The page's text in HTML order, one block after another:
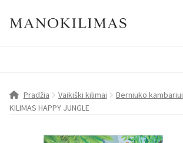
Pradžia Vaikiški kilimai Berniuko kambariui
KILIMAS HAPPY JUNGLE